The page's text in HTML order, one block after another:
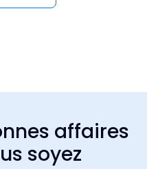
affaires
soyez